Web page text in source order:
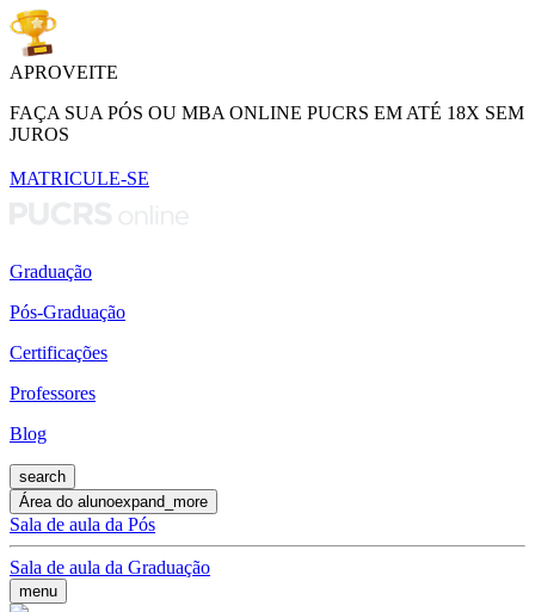
APROVEITE
FAÇA SUA PÓS OU MBA ONLINE PUCRS EM ATÉ 18X SEM
JUROS
MATRICULE-SE
Graduação
Pós-Graduação
Certificações
Professores
Blog
search
Área do alunoexpand_more
Sala de aula da Pós
Sala de aula da Graduação
menu